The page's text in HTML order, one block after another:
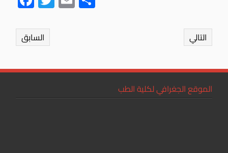
ok
السابق التالي
الموقع الجغرافي لكلية الطب